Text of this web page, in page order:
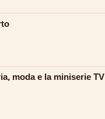
moda e la miniserie TV